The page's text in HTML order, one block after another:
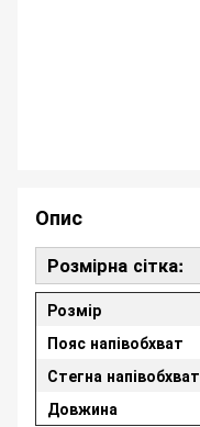
Опис
Розмірна сітка:
Розмір
Пояс напівобхват
Стегна напівобхват
Довжина